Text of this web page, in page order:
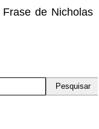
de Nicholas